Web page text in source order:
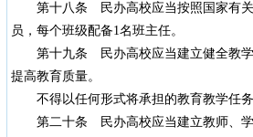
第十八条 民办高校应当按照国家有关
员，每个班级配备1名班主任。
第十九条 民办高校应当建立健全教学
提高教育质量。
不得以任何形式将承担的教育教学任务
第二十条 民办高校应当建立教师、学